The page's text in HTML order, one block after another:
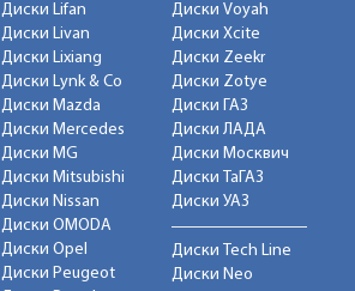
Диски Lifan
Диски Livan
Диски Lixiang
Диски Lynk & Co
Диски Mazda
Диски Mercedes
Диски MG
Диски Mitsubishi
Диски Nissan
Диски OMODA
Диски Opel
Диски Peugeot
Диски Voyah
Диски Xcite
Диски Zeekr
Диски Zotye
Диски ГАЗ
Диски ЛАДА
Диски Москвич
Диски ТаГАЗ
Диски УАЗ
Диски Tech Line
Диски Neo